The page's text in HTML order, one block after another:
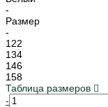
-
Размер
-
122
134
146
158
Таблица размеров
-